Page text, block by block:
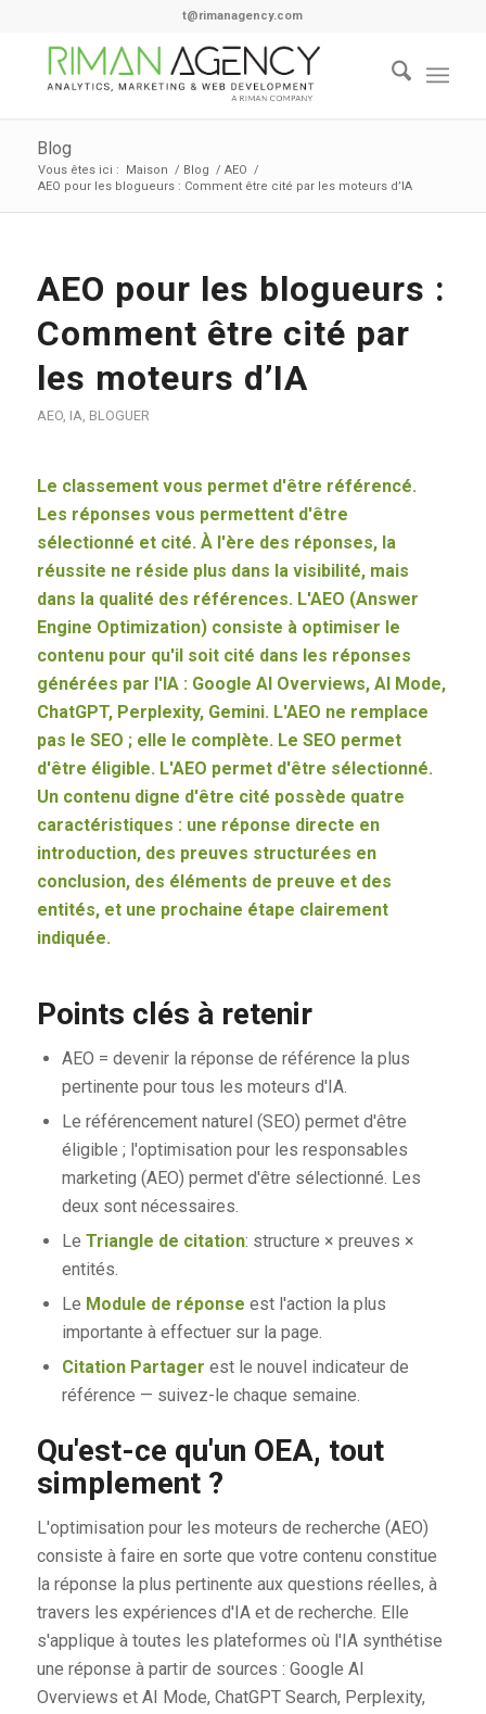
t@rimanagency.com
Blog
Vous êtes ici : Maison / Blog / AEO /
AEO pour les blogueurs : Comment être cité par les moteurs d’IA
AEO pour les blogueurs :
Comment être cité par
les moteurs d’IA
AEO, IA, BLOGUER
Le classement vous permet d'être référencé.
Les réponses vous permettent d'être
sélectionné et cité. À l'ère des réponses, la
réussite ne réside plus dans la visibilité, mais
dans la qualité des références. L'AEO (Answer
Engine Optimization) consiste à optimiser le
contenu pour qu'il soit cité dans les réponses
générées par l'IA : Google AI Overviews, AI Mode,
ChatGPT, Perplexity, Gemini. L'AEO ne remplace
pas le SEO ; elle le complète. Le SEO permet
d'être éligible. L'AEO permet d'être sélectionné.
Un contenu digne d'être cité possède quatre
caractéristiques : une réponse directe en
introduction, des preuves structurées en
conclusion, des éléments de preuve et des
entités, et une prochaine étape clairement
indiquée.
Points clés à retenir
AEO = devenir la réponse de référence la plus
pertinente pour tous les moteurs d'IA.
Le référencement naturel (SEO) permet d'être
éligible ; l'optimisation pour les responsables
marketing (AEO) permet d'être sélectionné. Les
deux sont nécessaires.
Le Triangle de citation: structure × preuves ×
entités.
Le Module de réponse est l'action la plus
importante à effectuer sur la page.
Citation Partager est le nouvel indicateur de
référence — suivez-le chaque semaine.
Qu'est-ce qu'un OEA, tout
simplement ?
L'optimisation pour les moteurs de recherche (AEO)
consiste à faire en sorte que votre contenu constitue
la réponse la plus pertinente aux questions réelles, à
travers les expériences d'IA et de recherche. Elle
s'applique à toutes les plateformes où l'IA synthétise
une réponse à partir de sources : Google AI
Overviews et AI Mode, ChatGPT Search, Perplexity,